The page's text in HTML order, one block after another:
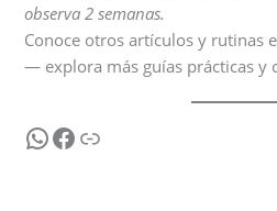
observa 2 semanas.
Conoce otros artículos y rutinas
— explora más guías prácticas y
WhatsApp
Facebook
Link